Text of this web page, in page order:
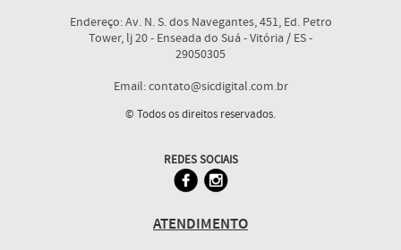
Endereço: Av. N. S. dos Navegantes, 451, Ed. Petro
Tower, lj 20 - Enseada do Suá - Vitória / ES -
29050305
Email: contato@sicdigital.com.br
© Todos os direitos reservados.
REDES SOCIAIS
ATENDIMENTO